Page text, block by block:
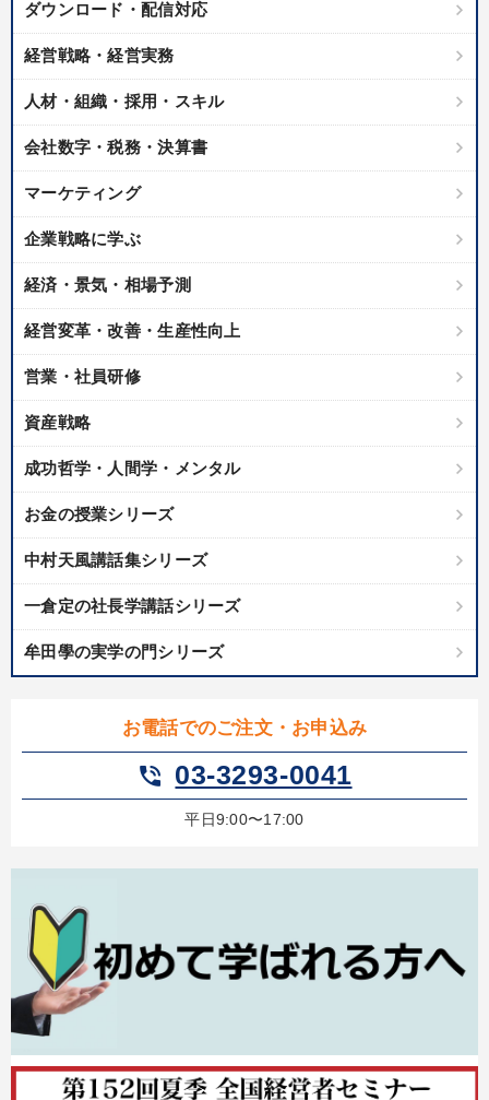
目的別
キーワード
仕事術・ビジネスハック モノづくり
経営計画 AI
local_offer タグから探す 更新する
タグ・キーワード
プレゼン 早わかり マネジメント
FCビジネス 会長 IT・デジタル活用
テレビ・ネットで話題 株式市場 多様性・ダイバーシティ
未来先見
※「更新」を押すと「タグ・キーワード」を更新いただけます。
ダウンロード・配信対応
経営戦略・経営実務
人材・組織・採用・スキル
会社数字・税務・決算書
マーケティング
企業戦略に学ぶ
経済・景気・相場予測
経営変革・改善・生産性向上
営業・社員研修
資産戦略
成功哲学・人間学・メンタル
お金の授業シリーズ
中村天風講話集シリーズ
一倉定の社長学講話シリーズ
牟田學の実学の門シリーズ
お電話でのご注文・お申込み
phone_in_talk 03-3293-0041
平日9:00〜17:00